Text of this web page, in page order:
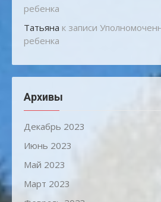
ребенка
Татьяна к записи
ребенка
Архивы
Декабрь 2023
Июнь 2023
Май 2023
Март 2023